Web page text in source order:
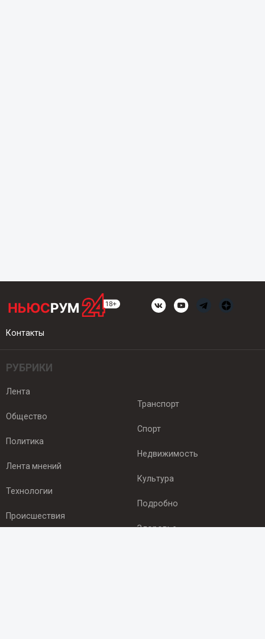
Контакты
РУБРИКИ
Лента
Общество
Политика
Лента мнений
Технологии
Происшествия
Транспорт
Спорт
Недвижимость
Культура
Подробно
Здоровье